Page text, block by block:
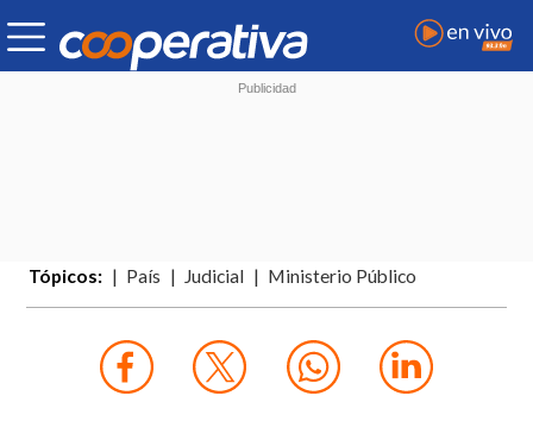
Tópicos: País Judicial Ministerio Público